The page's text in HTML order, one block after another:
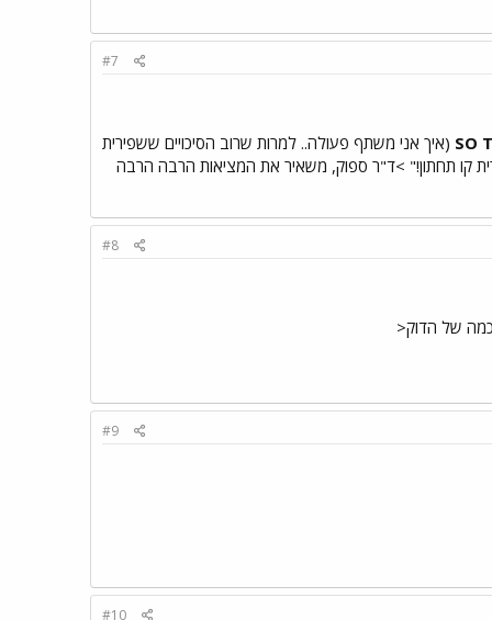
#7
(איך אני משתף פעולה.. למרות שרוב הסיכויים ששפירית
קו תחתון!" >ד"ר ספוק, משאיר את המציאות הרבה הרבה
#8
של הדוק<
#9
#10